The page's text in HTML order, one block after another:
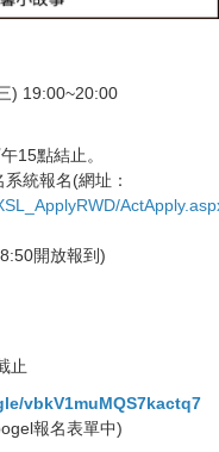
19:00~20:00
15點結止。
統報名(網址：
開放報到)
止
vbkV1muMQS7kactq7
報名表單中)